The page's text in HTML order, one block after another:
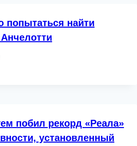
попытаться найти
побил рекорд «Реала»
установленный